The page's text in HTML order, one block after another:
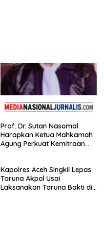
Prof. Dr. Sutan Nasomal
Harapkan Ketua Mahkamah
Agung Perkuat Kemitraan
Kapolres Aceh Singkil Lepas
Taruna Akpol Usai
Laksanakan Taruna Bakti di